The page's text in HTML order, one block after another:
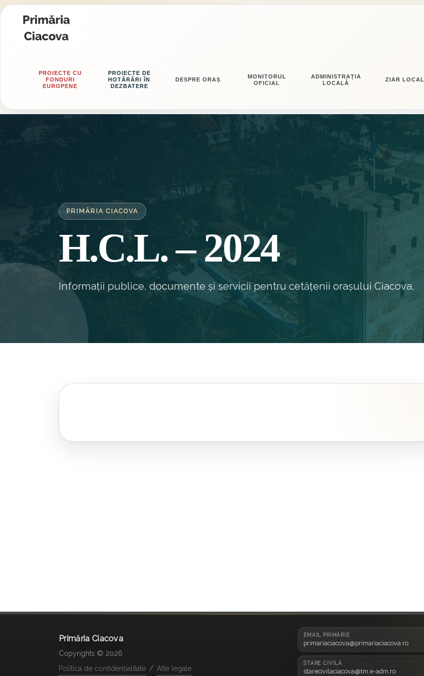
PROIECTE CU
FONDURI
EUROPENE
PROIECTE DE
HOTĂRÂRI ÎN
DEZBATERE
DESPRE ORAȘ
MONITORUL
OFICIAL
ADMINISTRAȚIA
LOCALĂ
ZIAR LOCAL
PRIMĂRIA CIACOVA
H.C.L. – 2024
Informații publice, documente și servicii pentru cetățenii orașului Ciacova.
Primăria Ciacova
Copyrights © 2026
Politica de confidențialitate / Alte legale
EMAIL PRIMĂRIE
primariaciacova@primariaciacova.ro
STARE CIVILĂ
starecivilaciacova@tm.e-adm.ro